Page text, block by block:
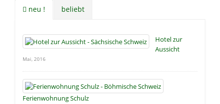
neu ! beliebt
Hotel zur
Aussicht
Mai, 2016
Ferienwohnung Schulz